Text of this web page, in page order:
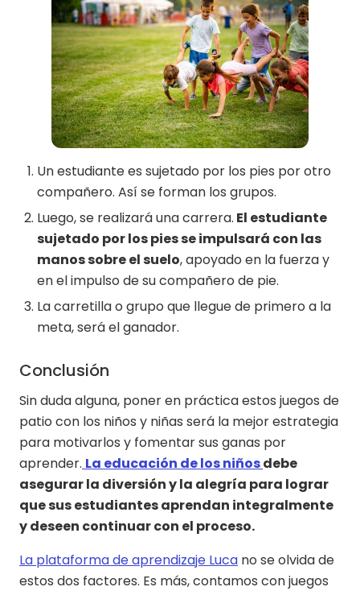
Un estudiante es sujetado por los pies por otro
compañero. Así se forman los grupos.
Luego, se realizará una carrera. El estudiante
sujetado por los pies se impulsará con las
manos sobre el suelo, apoyado en la fuerza y
en el impulso de su compañero de pie.
La carretilla o grupo que llegue de primero a la
meta, será el ganador.
Conclusión
Sin duda alguna, poner en práctica estos juegos de
patio con los niños y niñas será la mejor estrategia
para motivarlos y fomentar sus ganas por
aprender. La educación de los niñosdebe
asegurar la diversión y la alegría para lograr
que sus estudiantes aprendan integralmente
y deseen continuar con el proceso.
La plataforma de aprendizaje Luca no se olvida de
estos dos factores. Es más, contamos con juegos